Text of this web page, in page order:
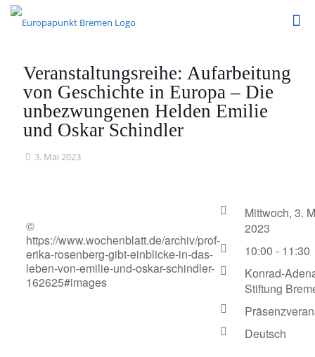
Veranstaltungsreihe: Aufarbeitung
von Geschichte in Europa – Die
unbezwungenen Helden Emilie
und Oskar Schindler
3. Mai 2023
©
https://www.wochenblatt.de/archiv/prof-
erika-rosenberg-gibt-einblicke-in-das-
leben-von-emilie-und-oskar-schindler-
162625#images
Mittwoch, 3.
2023
10:00 - 11:30
Konrad-
Stiftung
Deutsch